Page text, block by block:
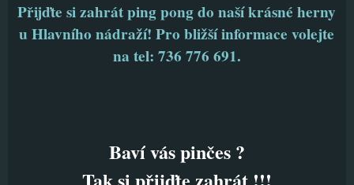
Přijďte si zahrát ping pong do naší krásné herny
u Hlavního nádraží! Pro bližší informace volejte
na tel: 736 776 691.
Baví vás pinčes ?